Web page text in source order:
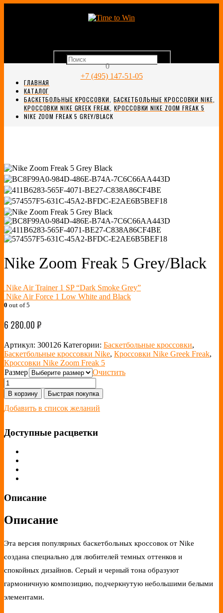
0
+7 (495) 147-51-05
ГЛАВНАЯ
КАТАЛОГ
БАСКЕТБОЛЬНЫЕ КРОССОВКИ БАСКЕТБОЛЬНЫЕ КРОССОВКИ NIKE
КРОССОВКИ NIKE GREEK FREAK ,КРОССОВКИ NIKE ZOOM FREAK 5
NIKE ZOOM FREAK 5 GREY/BLACK
Nike Zoom Freak 5 Grey/Black
Nike Air Trainer 1 SP “Dark Smoke Grey”
Nike Air Force 1 Low White and Black
0 out of 5
6 280.00₽
Артикул: 300126 Категории: Баскетбольные кроссовки,
Баскетбольные кроссовки Nike, Кроссовки Nike Greek Freak,
Кроссовки Nike Zoom Freak 5
Размер
Очистить
В корзину Быстрая покупка
Добавить в список желаний
Доступные расцветки
Описание
Описание
Эта версия популярных баскетбольных кроссовок от Nike
создана специально для любителей темных оттенков и
спокойных дизайнов. Серый и черный тона образуют
гармоничную композицию, подчеркнутую небольшими белыми
элементами.